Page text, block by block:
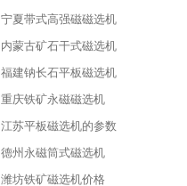
宁夏带式高强磁磁选机
内蒙古矿石干式磁选机
福建钠长石平板磁选机
重庆铁矿永磁磁选机
江苏平板磁选机的参数
德州永磁筒式磁选机
潍坊铁矿磁选机价格